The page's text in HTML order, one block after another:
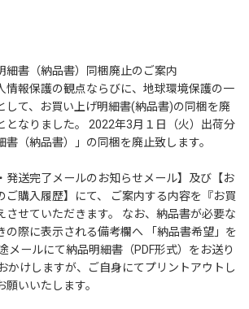
絞り込む
細書（納品書）同梱廃止のご案内
情報保護の観点ならびに、地球環境保護の一
して、お買い上げ明細書(納品書)の同梱を廃
となりました。 2022年3月１日（火）出荷分
書（納品書）」の同梱を廃止致します。
発送完了メールのお知らせメール】及び【お
ご購入履歴】にて、 ご案内する内容を『お買
させていただきます。 なお、納品書が必要な
の際に表示される備考欄へ 「納品書希望」を
メールにて納品明細書（PDF形式）をお送り
かけしますが、ご自身にてプリントアウトし
いいたします。